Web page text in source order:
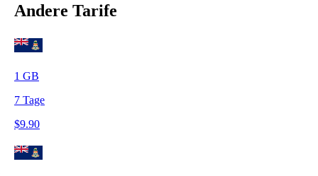
Andere Tarife
1 GB
7 Tage
$9.90